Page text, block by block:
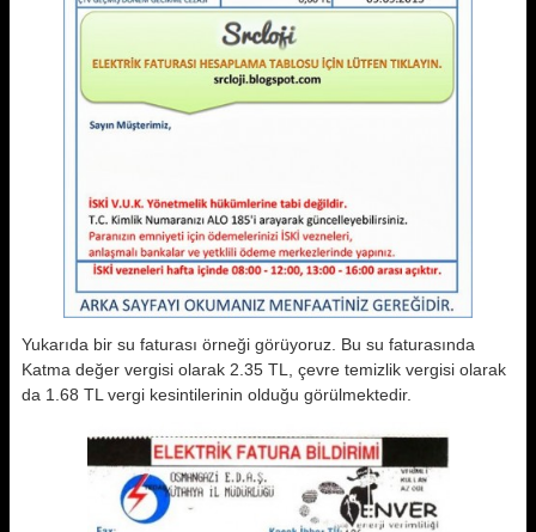
Yukarıda bir su faturası örneği görüyoruz. Bu su faturasında
Katma değer vergisi olarak 2.35 TL, çevre temizlik vergisi olarak
da 1.68 TL vergi kesintilerinin olduğu görülmektedir.